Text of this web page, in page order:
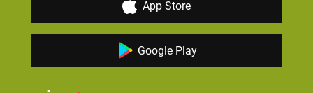
App Store
Google Play